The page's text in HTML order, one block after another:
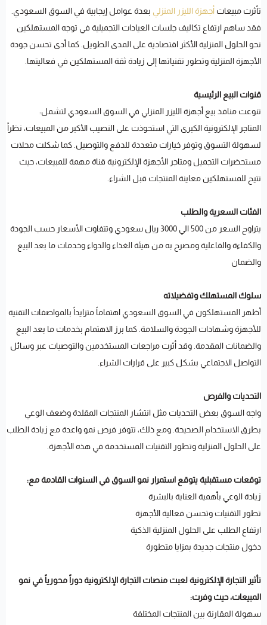
تأثرت مبيعات أجهزة الليزر المنزلي بعدة عوامل إيجابية في السوق السعودي.
فقد ساهم ارتفاع تكاليف جلسات العيادات التجميلية في توجه المستهلكين
نحو الحلول المنزلية الأكثر اقتصادية على المدى الطويل. كما أدى تحسن جودة
الأجهزة المنزلية وتطور تقنياتها إلى زيادة ثقة المستهلكين في فعاليتها.
قنوات البيع الرئيسية
تنوعت منافذ بيع أجهزة الليزر المنزلي في السوق السعودي لتشمل:
المتاجر الإلكترونية الكبرى التي استحوذت على النصيب الأكبر من المبيعات، نظراً
لسهولة التسوق وتوفر خيارات متعددة للدفع والتوصيل. كما شكلت محلات
مستحضرات التجميل ومتاجر الأجهزة الإلكترونية قناة مهمة للمبيعات، حيث
تتيح للمستهلكين معاينة المنتجات قبل الشراء.
الفئات السعرية والطلب
يتراوح السعر من 500 الي 3000 ريال سعودي وتتفاوت الأسعار حسب الجودة
والكفاءة والفاعلية ومصرح به من هيئة الغذاء والدواء وخدمات ما بعد البيع
والضمان
سلوك المستهلك وتفضيلاته
أظهر المستهلكون في السوق السعودي اهتماماً متزايداً بالمواصفات التقنية
للأجهزة وشهادات الجودة والسلامة. كما برز الاهتمام بخدمات ما بعد البيع
والضمانات المقدمة. وقد أثرت مراجعات المستخدمين والتوصيات عبر وسائل
التواصل الاجتماعي بشكل كبير على قرارات الشراء.
التحديات والفرص
واجه السوق بعض التحديات مثل انتشار المنتجات المقلدة وضعف الوعي
بطرق الاستخدام الصحيحة. ومع ذلك، تتوفر فرص نمو واعدة مع زيادة الطلب
على الحلول المنزلية وتطور التقنيات المستخدمة في هذه الأجهزة.
توقعات مستقبلية يتوقع استمرار نمو السوق في السنوات القادمة مع:
زيادة الوعي بأهمية العناية بالبشرة
تطور التقنيات وتحسن فعالية الأجهزة
ارتفاع الطلب على الحلول المنزلية الذكية
دخول منتجات جديدة بمزايا متطورة
تأثير التجارة الإلكترونية لعبت منصات التجارة الإلكترونية دوراً محورياً في نمو
المبيعات، حيث وفرت:
سهولة المقارنة بين المنتجات المختلفة